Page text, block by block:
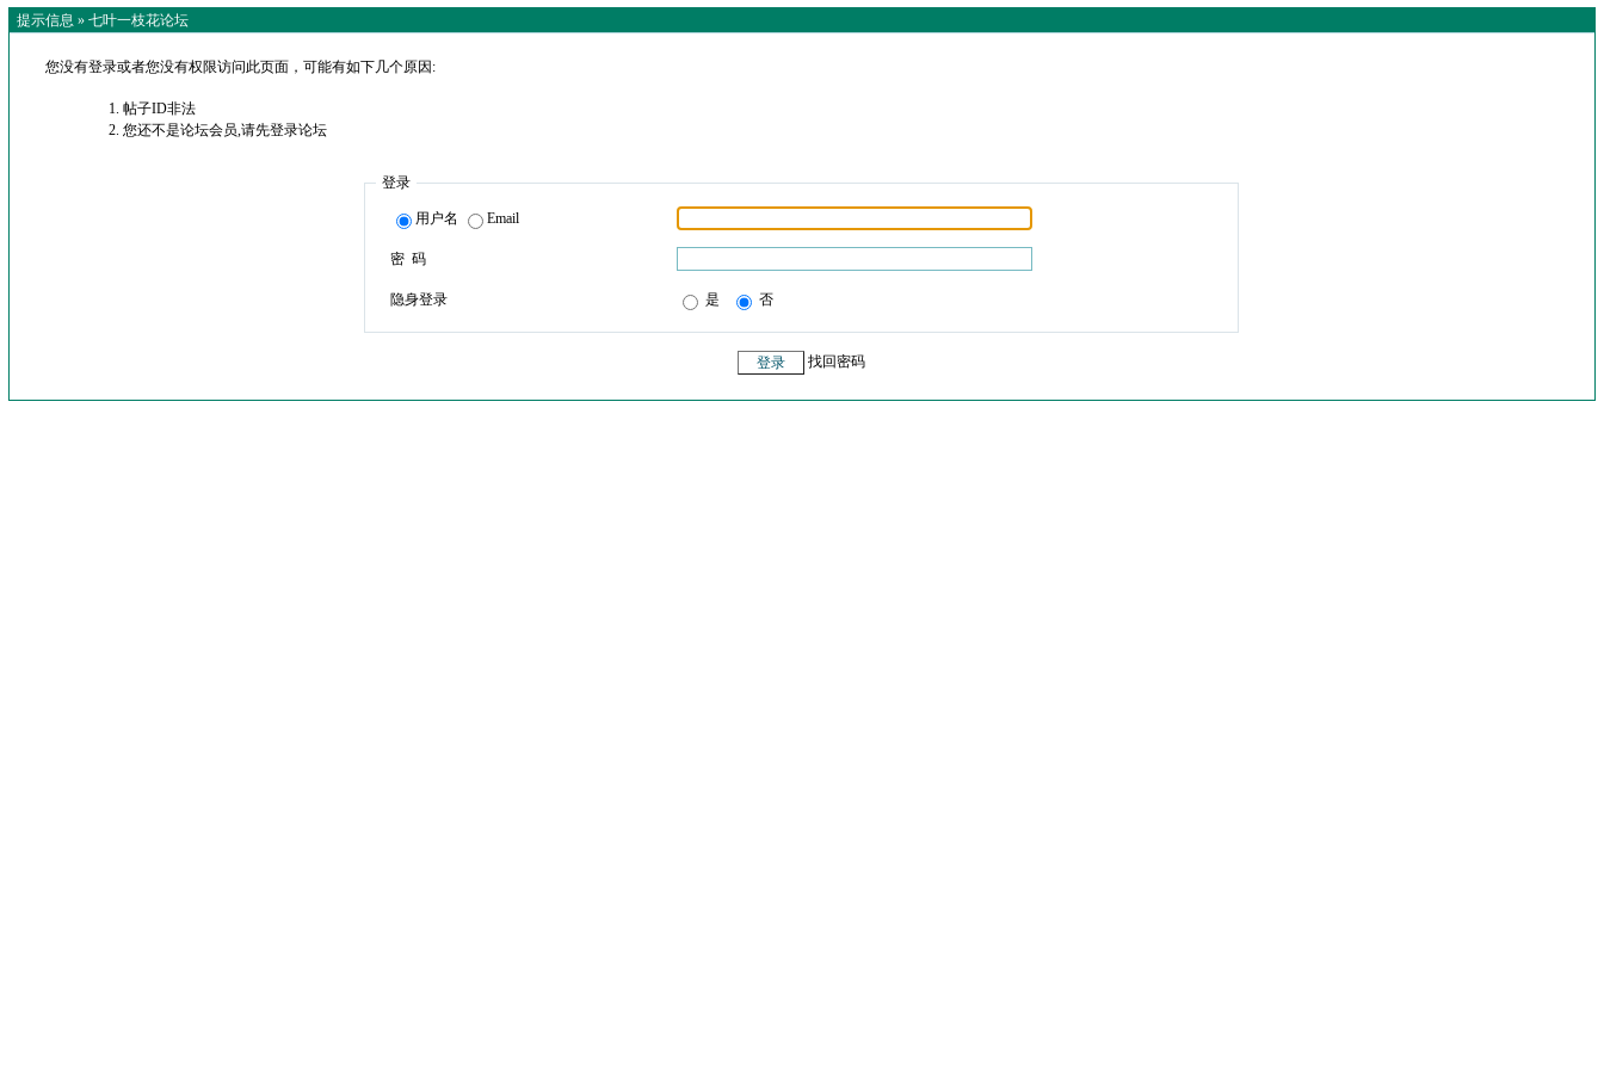
提示信息 » 七叶一枝花论坛
您没有登录或者您没有权限访问此页面，可能有如下几个原因:
帖子ID非法
您还不是论坛会员,请先登录论坛
登录
用户名 Email
密 码
隐身登录 是 否
找回密码